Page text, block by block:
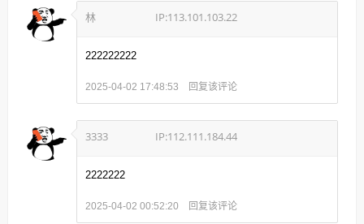
林 IP:113.101.103.22
222222222
2025-04-02 17:48:53 回复该评论
3333 IP:112.111.184.44
2222222
2025-04-02 00:52:20 回复该评论